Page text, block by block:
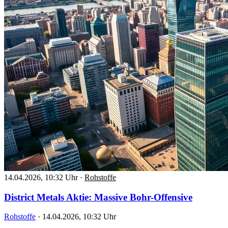
14.04.2026, 10:32 Uhr · Rohstoffe
District Metals Aktie: Massive Bohr-Offensive
Rohstoffe · 14.04.2026, 10:32 Uhr